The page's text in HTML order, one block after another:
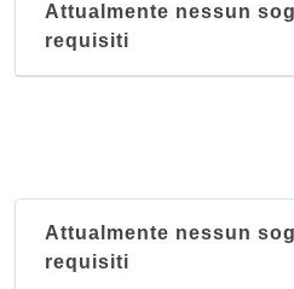
Attualmente nessun
requisiti
Attualmente nessun
requisiti